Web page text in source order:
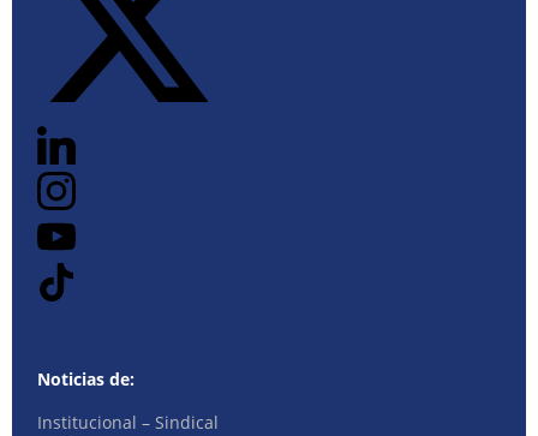
Noticias de:
Institucional – Sindical